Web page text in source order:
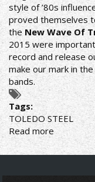
style of ’80s
proved themselves
the New Wave Of
2015 were
record and release
make our mark in
bands.
Tags:
TOLEDO STEEL
Read moreabout
TOLEDO
STEEL